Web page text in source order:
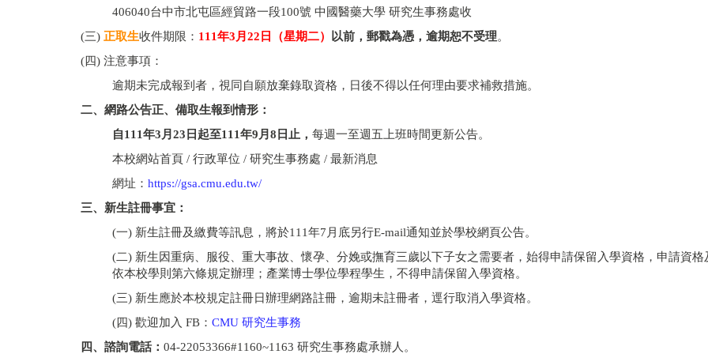
406040台中市北屯區經貿路一段100號 中國醫藥大學 研究生事務處收
(三) 正取生收件期限： 111年3 月22 日（星期二） 以前，郵戳為憑，逾期恕不受理。
(四) 注意事項：
逾期未完成報到者，視同自願放棄錄取資格，日後不得以任何理由要求補救措施。
二、網路公告正、備取生報到情形：
自111年3 月 23 日起至111年9 月 8 日止， 每週一至週五上班時間更新公告。
本校網站首頁 / 行政單位 / 研究生事務處 / 最新消息
網址： https://gsa.cmu.edu.tw/
三、新生註冊事宜：
(一) 新生註冊及繳費等訊息，將於111年7月底另行E-mail通知並於學校網頁公告。
(二) 新生因重病、服役、重大事故、懷孕、分娩或撫育三歲以下子女之需要者，始得申請保留入學資格，申請資格
依本校學則第六條規定辦理；產業博士學位學程學生，不得申請保留入學資格。
(三) 新生應於本校規定註冊日辦理網路註冊，逾期未註冊者，逕行取消入學資格。
(四) 歡迎加入 FB： CMU 研究生事務
四、諮詢電話： 04-22053366#1160~1163 研究生事務處承辦人。